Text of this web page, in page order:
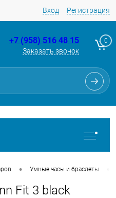
Вход Регистрация
+7 (958) 516 48 15
Заказать звонок
0
• Умные часы и браслеты
Fit 3 black